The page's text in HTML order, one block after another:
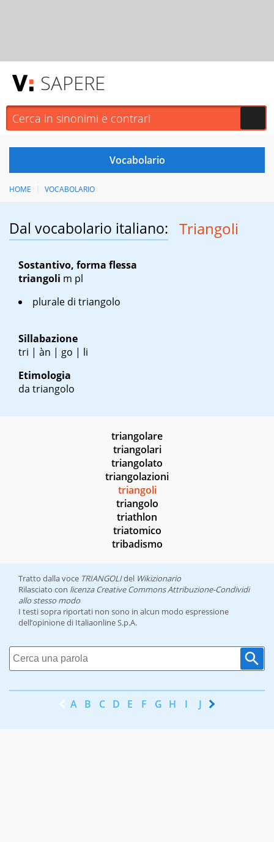
SAPERE
HOME VOCABOLARIO
Dal vocabolario italiano: Triangoli
Sostantivo, forma flessa
triangoli m pl
plurale di triangolo
Sillabazione
tri | àn | go | li
Etimologia
da triangolo
triangolare
triangolari
triangolato
triangolazioni
triangoli
triangolo
triathlon
triatomico
tribadismo
Tratto dalla voce TRIANGOLIdel Wikizionario
Rilasciato con licenza Creative Commons Attribuzione-Condividi
allo stesso modo
I testi sopra riportati non sono in alcun modo espressione
dell’opinione di Italiaonline S.p.A.
A B C D E F G H I J K